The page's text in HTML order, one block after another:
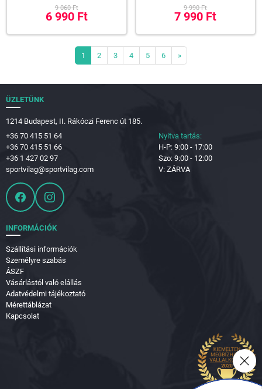
9 060 Ft
6 990 Ft
9 990 Ft
7 990 Ft
1 2 3 4 5 6 »
ÜZLETÜNK
1214 Budapest, II. Rákóczi Ferenc út 185.
+36 70 415 51 64
+36 70 415 51 66
+36 1 427 02 97
sportvilag@sportvilag.com
Nyitva tartás:
H-P: 9:00 - 17:00
Szo: 9:00 - 12:00
V: ZÁRVA
INFORMÁCIÓK
Szállítási információk
Személyre szabás
ÁSZF
Vásárlástól való elállás
Adatvédelmi tájékoztató
Mérettáblázat
Kapcsolat